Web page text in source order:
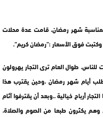
شهر رمضان، قامت عدة محلات
وكتبت فوق الأسعار :”رمضان كريم”.
طوال العام ترى التجار يهرولون
أيام شهر رمضان ،وحين يقترب هذا
أرباح خيالية ..وبعد أن يقترفوا آثام
يكثرون طبعا من الصوم والصلاة،